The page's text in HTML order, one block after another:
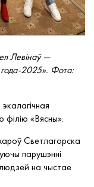
Левінаў —
2025». Фота:
філію «Вясны».
Светлагорска
парушэнні
на чыстае